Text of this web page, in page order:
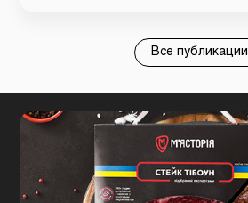
Все публикации